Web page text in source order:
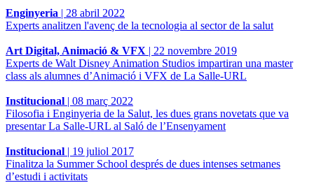
Enginyeria | 28 abril 2022
Experts analitzen l'avenç de la tecnologia al sector de la salut
Art Digital, Animació & VFX | 22 novembre 2019
Experts de Walt Disney Animation Studios impartiran una master
class als alumnes d’Animació i VFX de La Salle-URL
Institucional | 08 març 2022
Filosofia i Enginyeria de la Salut, les dues grans novetats que va
presentar La Salle-URL al Saló de l’Ensenyament
Institucional | 19 juliol 2017
Finalitza la Summer School després de dues intenses setmanes
d’estudi i activitats